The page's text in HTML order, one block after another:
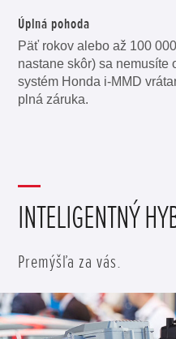
Úplná pohoda
Päť rokov alebo až 100
nastane skôr) sa nemusíte
systém Honda i-MMD
plná záruka.
INTELIGENTNÝ
Premýšľa za vás.